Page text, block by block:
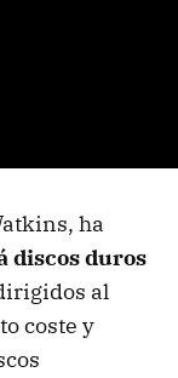
ha
discos duros
al
coste y